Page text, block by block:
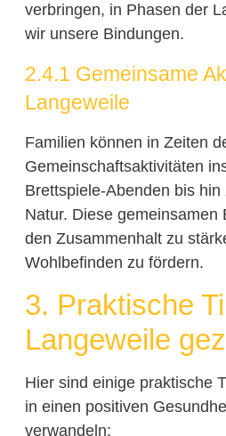
verbringen, in Phasen der
wir unsere Bindungen.
2.4.1 Gemeinsame
Langeweile
Familien können in Zeiten
Gemeinschaftsaktivitäten
Brettspiele-Abenden bis
Natur. Diese gemeinsamen
den Zusammenhalt zu
Wohlbefinden zu fördern.
3. Praktische
Langeweile
Hier sind einige praktische
in einen positiven
verwandeln: